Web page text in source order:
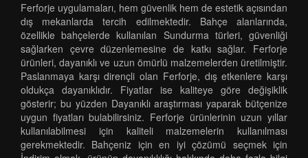
Ferforje uygulamaları, hem güvenlik hem de estetik açısından
dış mekanlarda tercih edilmektedir. Bahçe alanlarında,
özellikle bahçelerde kullanılan Sundurma türleri, güvenliği
sağlarken çevre düzenlemesine de katkı sağlar. Ferforje
ürünleri, dayanıklı ve uzun ömürlü malzemelerden üretilmiştir.
Paslanmaya karşı dirençli olan Ferforje, dış etkenlere karşı
oldukça dayanıklıdır. Fiyatlar ise kaliteye göre değişiklik
gösterir; bu yüzden Dayanıklı araştırması yaparak bütçenize
uygun fiyatları bulabilirsiniz. Ferforje ürünlerinin uzun yıllar
kullanılabilmesi için kaliteli malzemelerin kullanılması
gerekmektedir. Bahçeniz için en iyi çözümü seçmek için